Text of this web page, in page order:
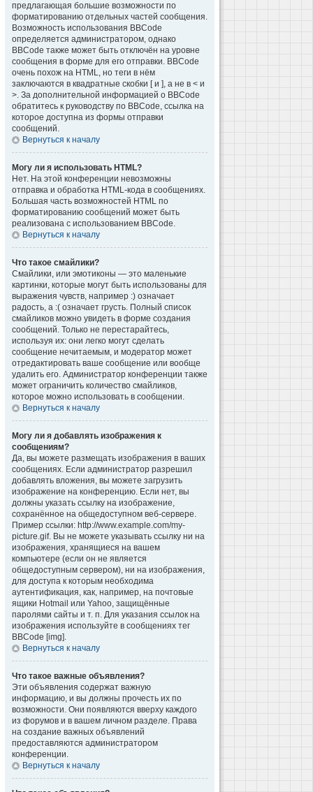
предлагающая большие возможности по
форматированию отдельных частей сообщения.
Возможность использования BBCode
определяется администратором, однако
BBCode также может быть отключён на уровне
сообщения в форме для его отправки. BBCode
очень похож на HTML, но теги в нём
заключаются в квадратные скобки [ и ], а не в < и
>. За дополнительной информацией о BBCode
обратитесь к руководству по BBCode, ссылка на
которое доступна из формы отправки
сообщений.
Вернуться к началу
Могу ли я использовать HTML?
Нет. На этой конференции невозможны
отправка и обработка HTML-кода в сообщениях.
Большая часть возможностей HTML по
форматированию сообщений может быть
реализована с использованием BBCode.
Вернуться к началу
Что такое смайлики?
Смайлики, или эмотиконы — это маленькие
картинки, которые могут быть использованы для
выражения чувств, например :) означает
радость, а :( означает грусть. Полный список
смайликов можно увидеть в форме создания
сообщений. Только не перестарайтесь,
используя их: они легко могут сделать
сообщение нечитаемым, и модератор может
отредактировать ваше сообщение или вообще
удалить его. Администратор конференции также
может ограничить количество смайликов,
которое можно использовать в сообщении.
Вернуться к началу
Могу ли я добавлять изображения к
сообщениям?
Да, вы можете размещать изображения в ваших
сообщениях. Если администратор разрешил
добавлять вложения, вы можете загрузить
изображение на конференцию. Если нет, вы
должны указать ссылку на изображение,
сохранённое на общедоступном веб-сервере.
Пример ссылки: http://www.example.com/my-
picture.gif. Вы не можете указывать ссылку ни на
изображения, хранящиеся на вашем
компьютере (если он не является
общедоступным сервером), ни на изображения,
для доступа к которым необходима
аутентификация, как, например, на почтовые
ящики Hotmail или Yahoo, защищённые
паролями сайты и т. п. Для указания ссылок на
изображения используйте в сообщениях тег
BBCode [img].
Вернуться к началу
Что такое важные объявления?
Эти объявления содержат важную
информацию, и вы должны прочесть их по
возможности. Они появляются вверху каждого
из форумов и в вашем личном разделе. Права
на создание важных объявлений
предоставляются администратором
конференции.
Вернуться к началу